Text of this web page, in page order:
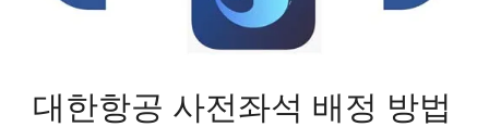
대한항공 사전좌석 배정 방법